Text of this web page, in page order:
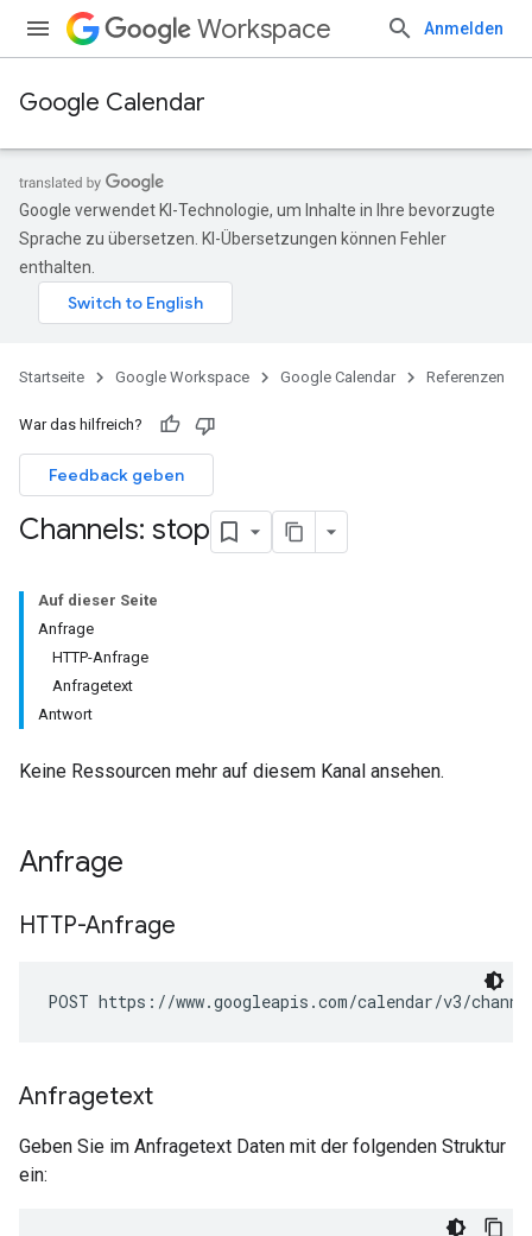
Workspace Anmelden
Google Calendar
Google verwendet KI-Technologie, um Inhalte in Ihre bevorzugte
Sprache zu übersetzen. KI-Übersetzungen können Fehler
enthalten.
Startseite Google Workspace Google Calendar Referenzen
War das hilfreich?
Feedback geben
Channels: stop
Auf dieser Seite
Anfrage
HTTP-Anfrage
Anfragetext
Antwort
Keine Ressourcen mehr auf diesem Kanal ansehen.
Anfrage
HTTP-Anfrage
POST https://www.googleapis.com/calendar/v3/
Anfragetext
Geben Sie im Anfragetext Daten mit der folgenden Struktur
ein: